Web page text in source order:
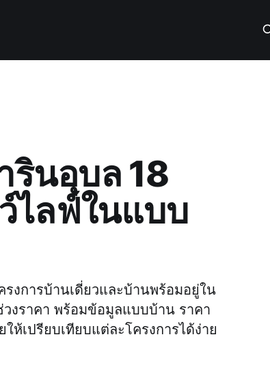
นอุบล 18
ไลฟ์ในแบบ
งการบ้านเดี่ยวและบ้านพร้อมอยู่ใน
งราคา พร้อมข้อมูลแบบบ้าน ราคา
ห้เปรียบเทียบแต่ละโครงการได้ง่าย